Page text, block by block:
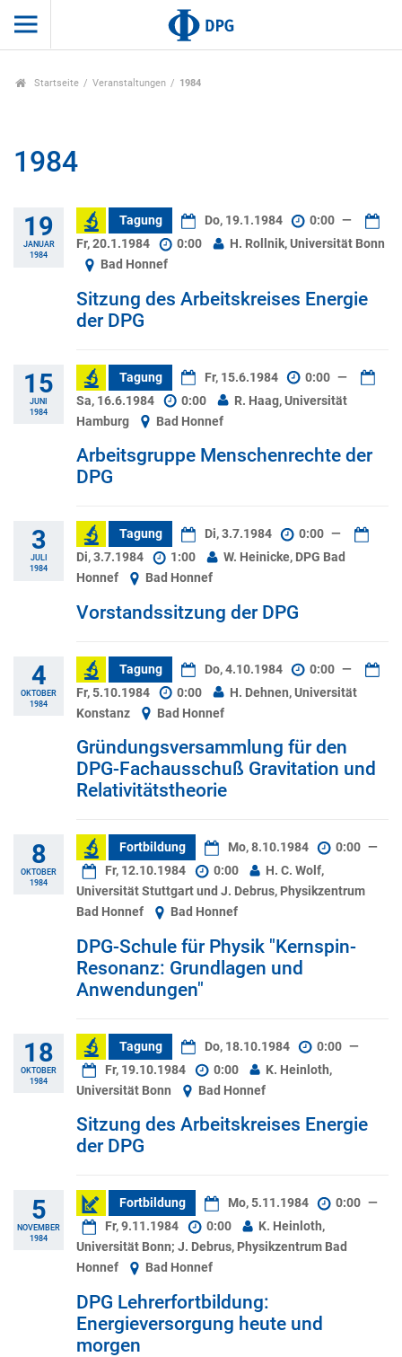
Startseite Veranstaltungen 1984
1984
19
JANUAR
1984
Tagung Do, 19.1.1984 0:00 —
Fr, 20.1.1984
0:00
H. Rollnik, Universität Bonn
Bad Honnef
Sitzung des Arbeitskreises Energie
der DPG
15
JUNI
1984
Tagung Fr, 15.6.1984 0:00 —
Sa, 16.6.1984
0:00
R. Haag, Universität
Hamburg
Bad Honnef
Arbeitsgruppe Menschenrechte der
DPG
3
JULI
1984
Tagung Di, 3.7.1984 0:00 —
Di, 3.7.1984
1:00
W. Heinicke, DPG Bad
Honnef
Bad Honnef
Vorstandssitzung der DPG
4
OKTOBER
1984
Tagung Do, 4.10.1984 0:00 —
Fr, 5.10.1984
0:00
H. Dehnen, Universität
Konstanz
Bad Honnef
Gründungsversammlung für den
DPG-Fachausschuß Gravitation und
Relativitätstheorie
8
OKTOBER
1984
Fortbildung Mo, 8.10.1984 0:00 —
Fr, 12.10.1984
0:00
H. C. Wolf,
Universität Stuttgart und J. Debrus, Physikzentrum
Bad Honnef
Bad Honnef
DPG-Schule für Physik "Kernspin-
Resonanz: Grundlagen und
Anwendungen"
18
OKTOBER
1984
Tagung Do, 18.10.1984 0:00 —
Fr, 19.10.1984
0:00
K. Heinloth,
Universität Bonn
Bad Honnef
Sitzung des Arbeitskreises Energie
der DPG
5
NOVEMBER
1984
Fortbildung Mo, 5.11.1984 0:00 —
Fr, 9.11.1984
0:00
K. Heinloth,
Universität Bonn; J. Debrus, Physikzentrum Bad
Honnef
Bad Honnef
DPG Lehrerfortbildung:
Energieversorgung heute und
morgen